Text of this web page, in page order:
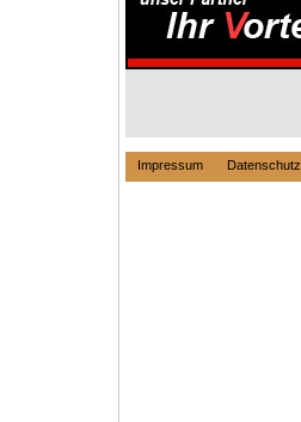
Impressum Datenschutz